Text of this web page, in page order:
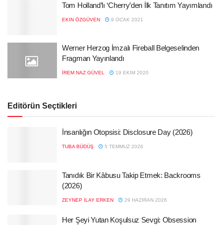
Tom Holland’lı ‘Cherry’den İlk Tanıtım Yayımlandı
EKIN ÖZGÜVEN 9 OCAK 2021
Werner Herzog İmzalı Fireball Belgeselinden
Fragman Yayınlandı
İREM NAZ GÜVEL 19 EKIM 2020
Editörün Seçtikleri
İnsanlığın Otopsisi: Disclosure Day (2026)
TUBA BÜDÜŞ 5 TEMMUZ 2026
Tanıdık Bir Kâbusu Takip Etmek: Backrooms
(2026)
ZEYNEP İLAY ERKEN 29 HAZIRAN 2026
Her Şeyi Yutan Koşulsuz Sevgi: Obsession